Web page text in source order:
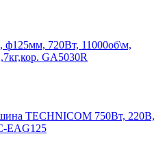
720Вт, 11000об\м,
GA5030R